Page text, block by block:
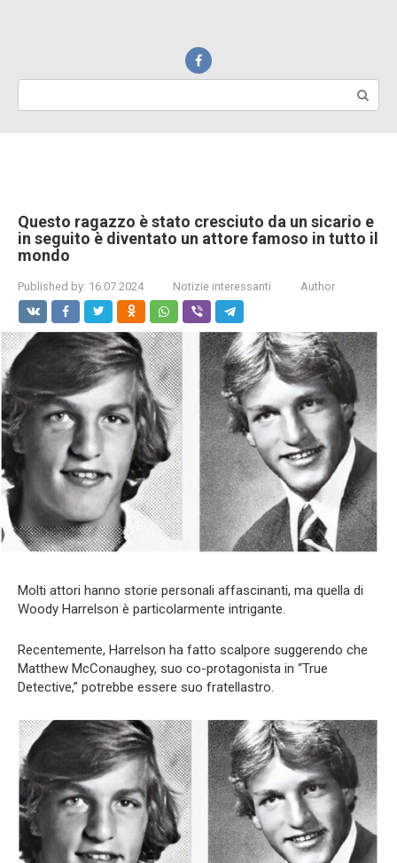
Questo ragazzo è stato cresciuto da un sicario e
in seguito è diventato un attore famoso in tutto il
mondo
Published by: 16.07.2024 Notizie interessanti Author
Molti attori hanno storie personali affascinanti, ma quella di
Woody Harrelson è particolarmente intrigante.
Recentemente, Harrelson ha fatto scalpore suggerendo che
Matthew McConaughey, suo co-protagonista in “True
Detective,” potrebbe essere suo fratellastro.